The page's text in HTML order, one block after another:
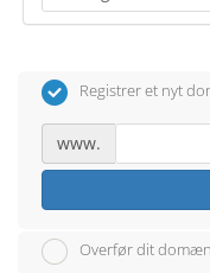
Registrer et nyt
www.
Overfør dit